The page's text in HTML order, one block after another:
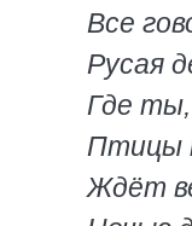
Все
Русая
Где
Птицы
Ждёт